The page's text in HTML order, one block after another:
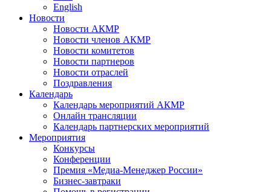
English
Новости
Новости АКМР
Новости членов АКМР
Новости комитетов
Новости партнеров
Новости отраслей
Поздравления
Календарь
Календарь мероприятий АКМР
Онлайн трансляции
Календарь партнерских мероприятий
Мероприятия
Конкурсы
Конференции
Премия «Медиа-Менеджер России»
Бизнес-завтраки